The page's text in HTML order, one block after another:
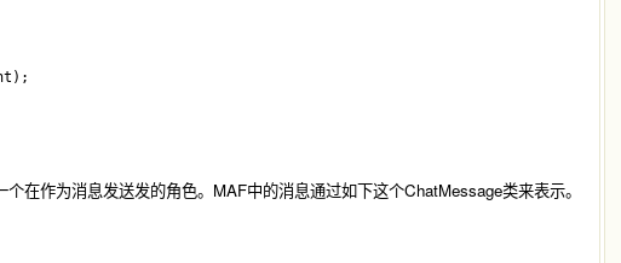
在作为消息发送发的角色。MAF中的消息通过如下这个ChatMessage类来表示。